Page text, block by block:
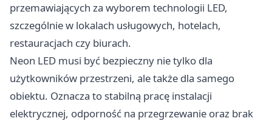
przemawiających za wyborem technologii LED,
szczególnie w lokalach usługowych, hotelach,
restauracjach czy biurach.
Neon LED musi być bezpieczny nie tylko dla
użytkowników przestrzeni, ale także dla samego
obiektu. Oznacza to stabilną pracę instalacji
elektrycznej, odporność na przegrzewanie oraz brak